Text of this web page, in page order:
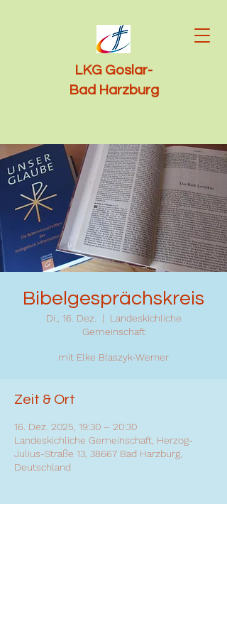
LKG Goslar-
Bad Harzburg
Bibelgesprächskreis
Di., 16. Dez.
  |
Landeskichliche
Gemeinschaft
mit Elke Blaszyk-Werner
Zeit & Ort
16. Dez. 2025, 19:30 – 20:30
Landeskichliche Gemeinschaft, Herzog-
Julius-Straße 13, 38667 Bad Harzburg,
Deutschland